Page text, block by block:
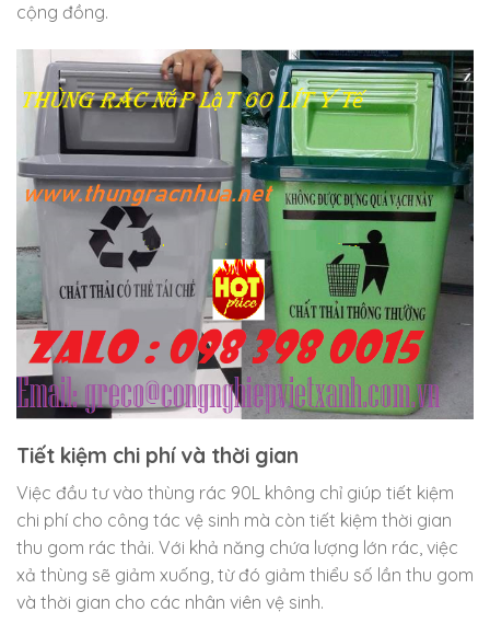
cộng đồng.
Tiết kiệm chi phí và thời gian
Việc đầu tư vào thùng rác 90L không chỉ giúp tiết kiệm
chi phí cho công tác vệ sinh mà còn tiết kiệm thời gian
thu gom rác thải. Với khả năng chứa lượng lớn rác, việc
xả thùng sẽ giảm xuống, từ đó giảm thiểu số lần thu gom
và thời gian cho các nhân viên vệ sinh.